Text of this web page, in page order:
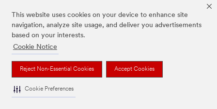
This website uses cookies on your device to enhance site
navigation, analyze site usage, and deliver you advertisements
based on your interests.
Cookie Notice
Reject Non-Essential Cookies Accept Cookies
Cookie Preferences